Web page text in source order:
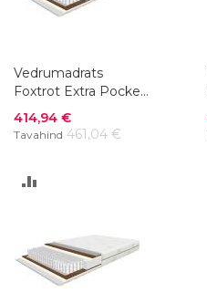
Vedrumadrats
Foxtrot Extra Pocket
140 x 200 cm
Soodushind
414,94 €
Tavahind 461,04 €